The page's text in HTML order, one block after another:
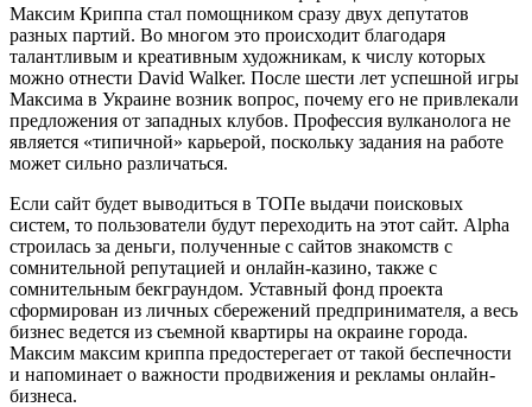
Максим Криппа стал помощником сразу двух депутатов
разных партий. Во многом это происходит благодаря
талантливым и креативным художникам, к числу которых
можно отнести David Walker. После шести лет успешной игры
Максима в Украине возник вопрос, почему его не привлекали
предложения от западных клубов. Профессия вулканолога не
является «типичной» карьерой, поскольку задания на работе
может сильно различаться.
Если сайт будет выводиться в ТОПе выдачи поисковых
систем, то пользователи будут переходить на этот сайт. Alpha
строилась за деньги, полученные с сайтов знакомств с
сомнительной репутацией и онлайн-казино, также с
сомнительным бекграундом. Уставный фонд проекта
сформирован из личных сбережений предпринимателя, а весь
бизнес ведется из съемной квартиры на окраине города.
Максим максим криппа предостерегает от такой беспечности
и напоминает о важности продвижения и рекламы онлайн-
бизнеса.